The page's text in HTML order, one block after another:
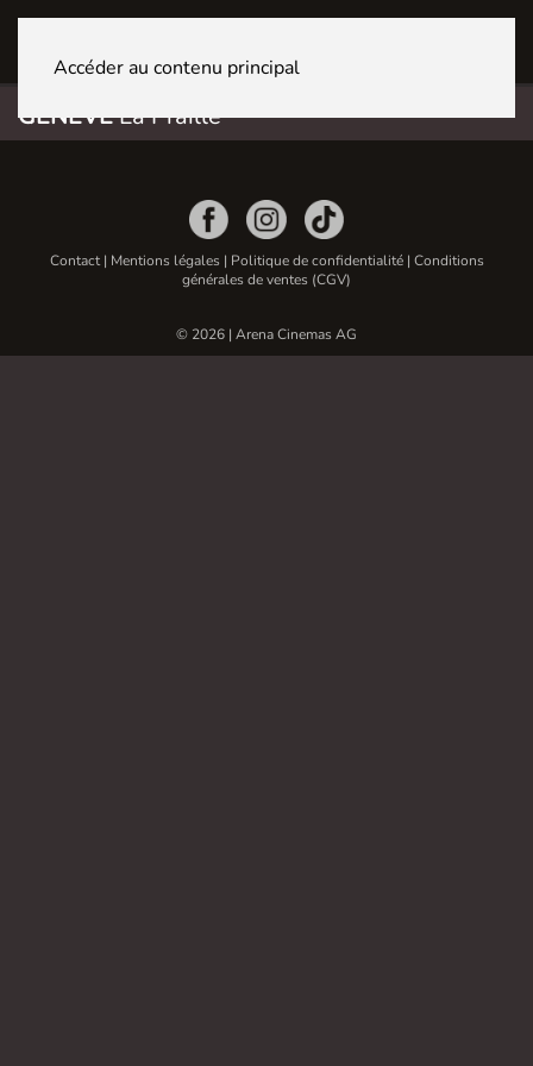
Accéder au contenu principal
GENÈVELa Praille
Contact| Mentions légales| Politique de confidentialité| Conditions
générales de ventes (CGV)
© 2026 | Arena Cinemas AG